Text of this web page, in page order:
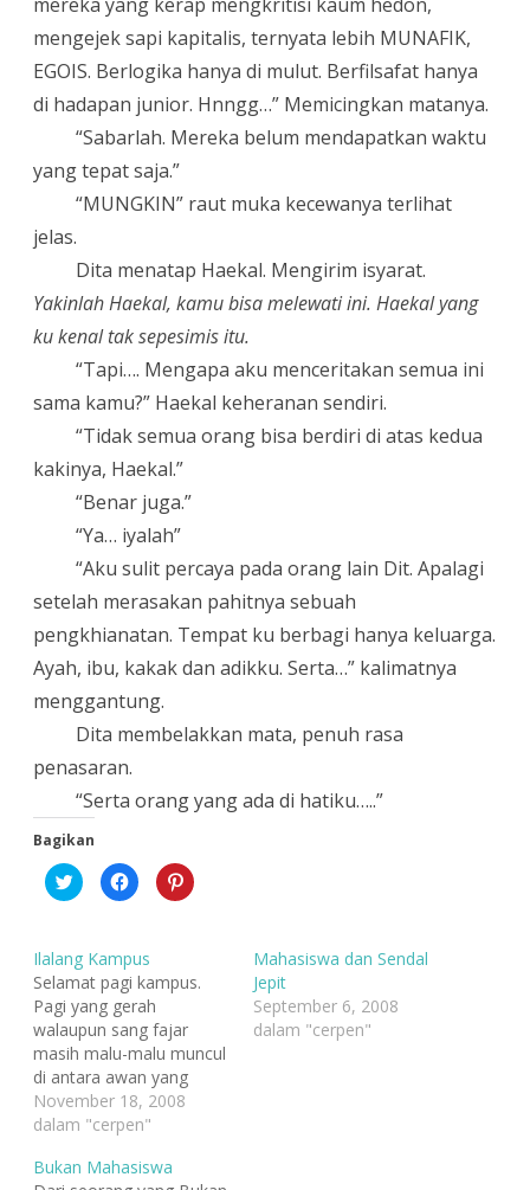
mengejek sapi kapitalis, ternyata lebih MUNAFIK,
EGOIS. Berlogika hanya di mulut. Berfilsafat hanya
di hadapan junior. Hnngg…” Memicingkan matanya.
“Sabarlah. Mereka belum mendapatkan waktu
yang tepat saja.”
“MUNGKIN” raut muka kecewanya terlihat
jelas.
Dita menatap Haekal. Mengirim isyarat.
Yakinlah Haekal, kamu bisa melewati ini. Haekal yang
ku kenal tak sepesimis itu.
“Tapi…. Mengapa aku menceritakan semua ini
sama kamu?” Haekal keheranan sendiri.
“Tidak semua orang bisa berdiri di atas kedua
kakinya, Haekal.”
“Benar juga.”
“Ya… iyalah”
“Aku sulit percaya pada orang lain Dit. Apalagi
setelah merasakan pahitnya sebuah
pengkhianatan. Tempat ku berbagi hanya keluarga.
Ayah, ibu, kakak dan adikku. Serta…” kalimatnya
menggantung.
Dita membelakkan mata, penuh rasa
penasaran.
“Serta orang yang ada di hatiku…..”
Bagikan
K
l
t
u
k
b
e
r
b
a
g
p
a
d
T
w
K
l
t
u
k
m
m
b
a
g
i
k
a
n
i
F
K
l
u
k
r
b
a
g
i
Ilalang Kampus
Selamat pagi kampus.
Pagi yang gerah
walaupun sang fajar
masih malu-malu muncul
di antara awan yang
berarak. Mentari pagi itu
membiaskan harapan
lembut. Tapi sering kali ia
November 18, 2008
dalam "cerpen"
Mahasiswa dan Sendal
Jepit
September 6, 2008
dalam "cerpen"
Bukan Mahasiswa